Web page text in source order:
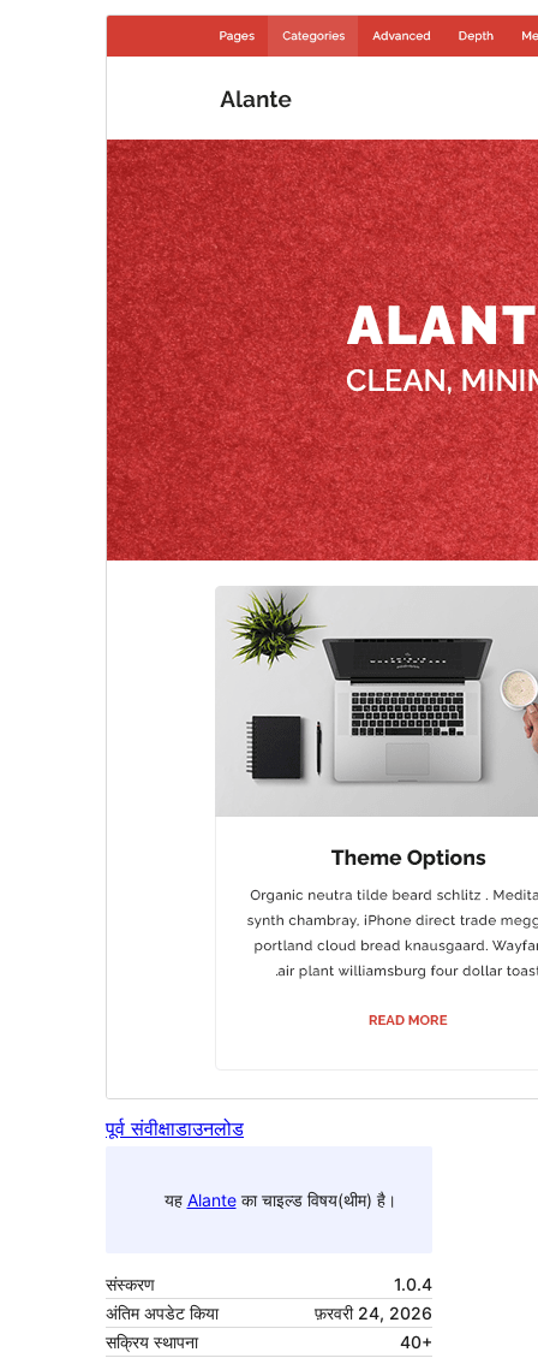
पूर्व संवीक्षाडाउनलोड
यह Alanteका चाइल्ड विषय(थीम) है।
संस्करण
1.0.4
अंतिम अपडेट किया
फ़रवरी 24, 2026
सक्रिय स्थापना
40+